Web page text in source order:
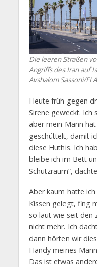
Die leeren Straßen
Angriffs des Iran auf
Avshalom Sassoni/
Heute früh gegen
Sirene geweckt. Ich
aber mein Mann
geschüttelt, damit
diese Huthis. Ich
bleibe ich im Bett
Schutzraum“,
Aber kaum hatte
Kissen gelegt, fing
so laut wie seit den
nicht mehr. Ich
dann hörten wir
Handy meines
Das ist etwas